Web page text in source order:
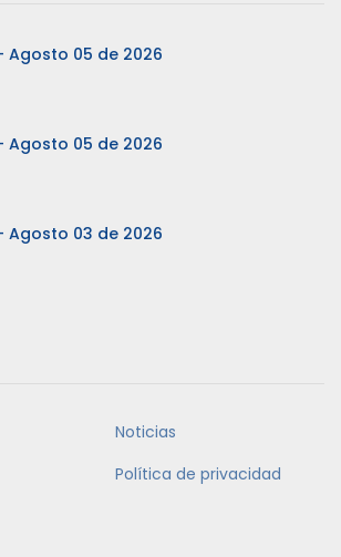
Agosto 05 de 2026
Agosto 05 de 2026
Agosto 03 de 2026
Noticias
Política de privacidad